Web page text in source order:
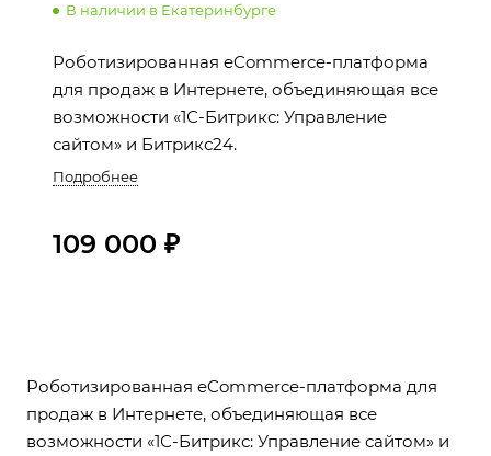
В наличии в Екатеринбурге
Роботизированная eCommerce-платформа
для продаж в Интернете, объединяющая все
возможности «1С-Битрикс: Управление
сайтом» и Битрикс24.
Подробнее
109 000 ₽
Роботизированная eCommerce-платформа для
продаж в Интернете, объединяющая все
возможности «1С-Битрикс: Управление сайтом» и